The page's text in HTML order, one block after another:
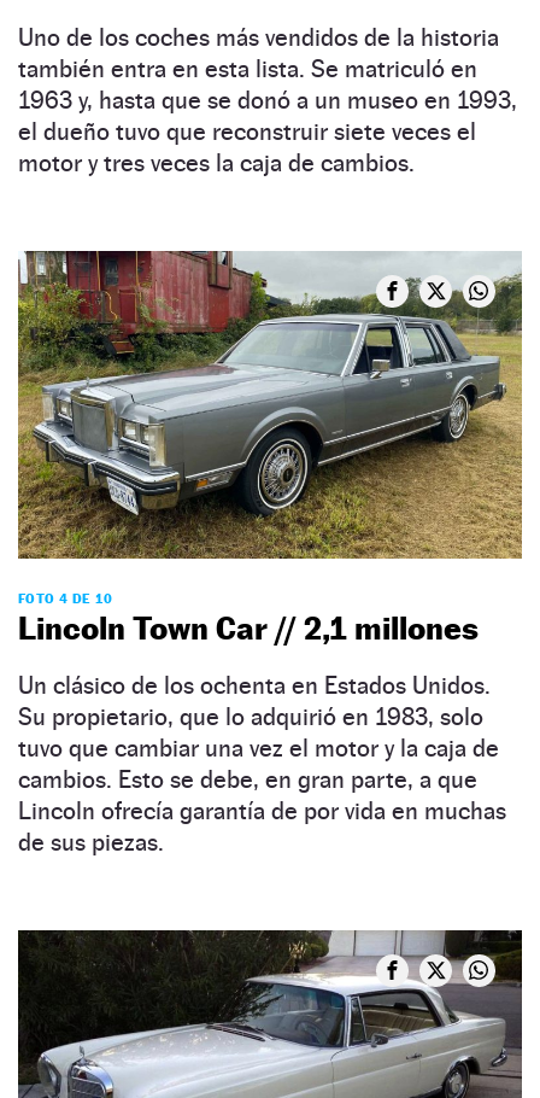
Uno de los coches más vendidos de la historia
también entra en esta lista. Se matriculó en
1963 y, hasta que se donó a un museo en 1993,
el dueño tuvo que reconstruir siete veces el
motor y tres veces la caja de cambios.
FOTO 4 DE 10
Lincoln Town Car // 2,1 millones
Un clásico de los ochenta en Estados Unidos.
Su propietario, que lo adquirió en 1983, solo
tuvo que cambiar una vez el motor y la caja de
cambios. Esto se debe, en gran parte, a que
Lincoln ofrecía garantía de por vida en muchas
de sus piezas.